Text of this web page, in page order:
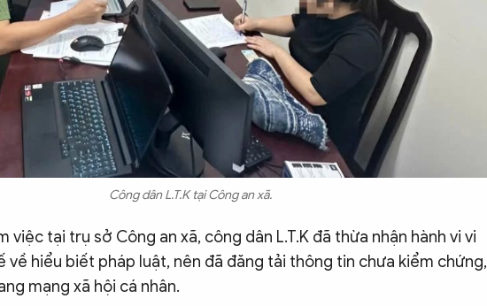
Công dân L.T.K tại Công an xã.
việc tại trụ sở Công an xã, công dân L.T.K đã thừa nhận hành vi vi
về hiểu biết pháp luật, nên đã đăng tải thông tin chưa kiểm chứng,
mạng xã hội cá nhân.